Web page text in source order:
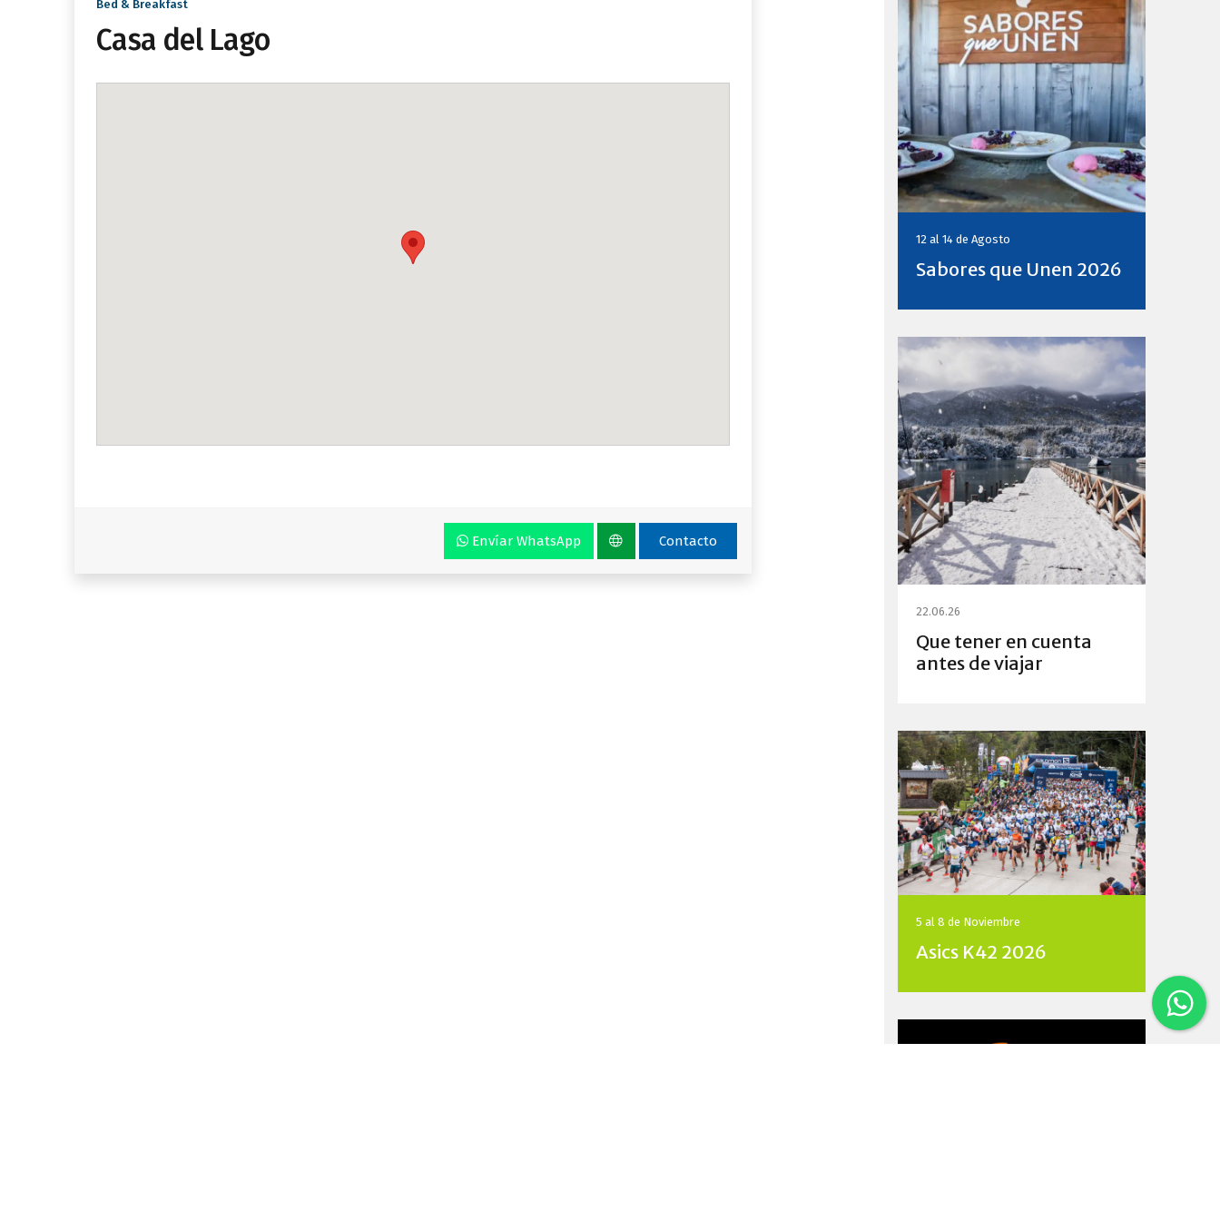
Bed & Breakfast
Casa del Lago
Envíar WhatsApp Contacto
12 al 14 deAgosto
Sabores que Unen 2026
22.06.26
Que tener en cuenta
antes de viajar
5 al 8 de Noviembre
Asics K42 2026